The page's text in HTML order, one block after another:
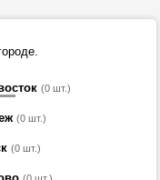
(0 шт.)
(0 шт.)
(0 шт.)